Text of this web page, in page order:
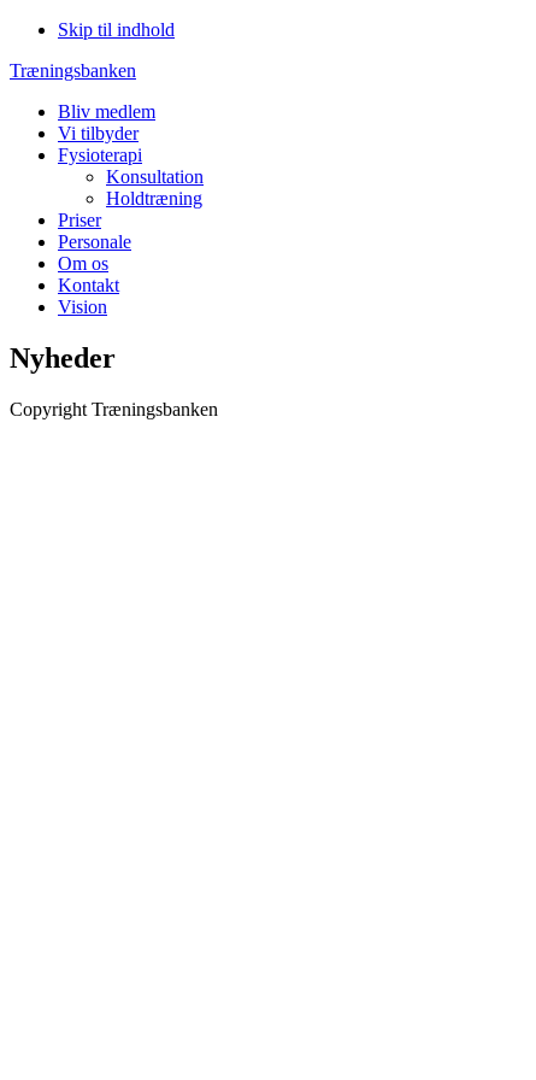
Skip til indhold
Træningsbanken
Bliv medlem
Vi tilbyder
Fysioterapi
Konsultation
Holdtræning
Priser
Personale
Om os
Kontakt
Vision
Nyheder
Copyright Træningsbanken